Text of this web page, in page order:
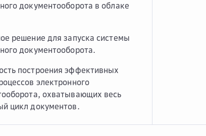
документооборота в облаке
решение для запуска системы
документооборота.
построения эффективных
электронного
охватывающих весь
цикл документов.